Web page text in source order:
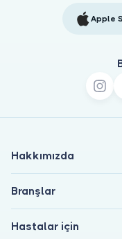
Apple
Hakkımızda
Branşlar
Hastalar için